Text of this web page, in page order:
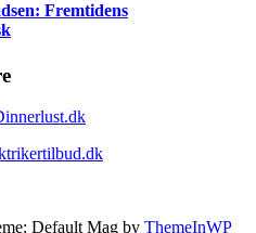
Fremtidens
Default Mag by ThemeInWP